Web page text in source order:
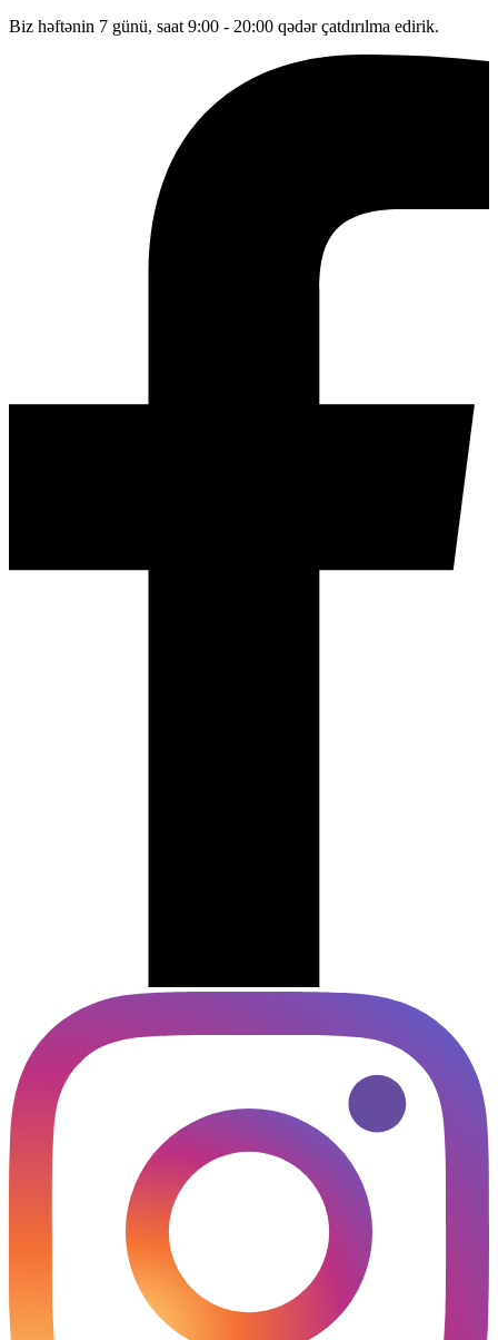
Biz həftənin 7 günü, saat 9:00 - 20:00 qədər çatdırılma edirik.